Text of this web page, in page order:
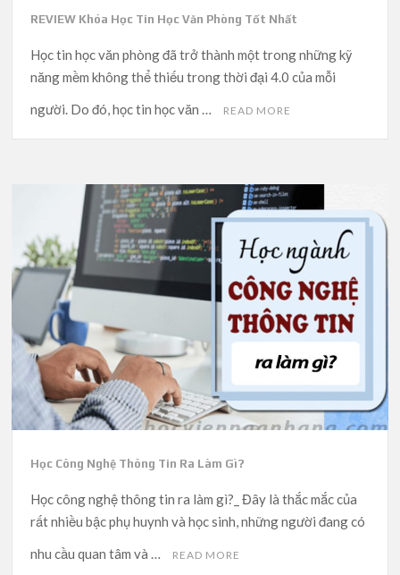
REVIEW Khóa Học Tin Học Văn Phòng Tốt Nhất
Học tin học văn phòng đã trở thành một trong những kỹ
năng mềm không thể thiếu trong thời đại 4.0 của mỗi
người. Do đó, học tin học văn …
READ MORE
Học Công Nghệ Thông Tin Ra Làm Gì?
Học công nghệ thông tin ra làm gì?_ Đây là thắc mắc của
rất nhiều bậc phụ huynh và học sinh, những người đang có
nhu cầu quan tâm và …
READ MORE